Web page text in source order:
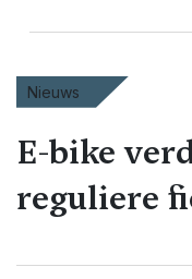
Nieuws
E-bike
reguliere